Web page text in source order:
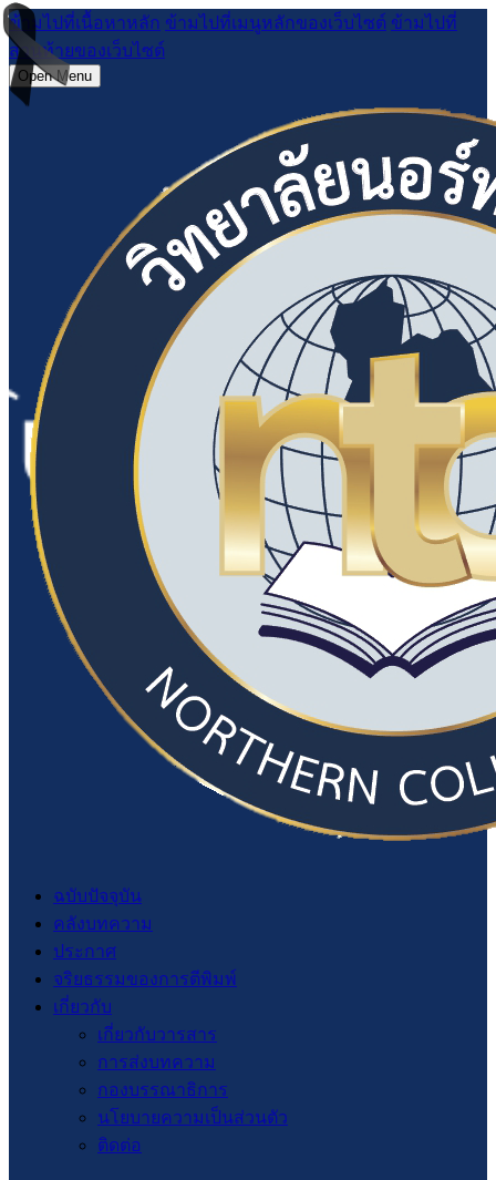
ข้ามไปที่เนื้อหาหลัก ข้ามไปที่เมนูหลักของเว็บไซต์ ข้ามไปที่
ส่วนท้ายของเว็บไซต์
Open Menu
ฉบับปัจจุบัน
คลังบทความ
ประกาศ
จริยธรรมของการตีพิมพ์
เกี่ยวกับ
เกี่ยวกับวารสาร
การส่งบทความ
กองบรรณาธิการ
นโยบายความเป็นส่วนตัว
ติดต่อ